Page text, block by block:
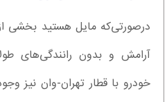
درصورتی‌که مایل هستید بخشی
آرامش و بدون رانندگی‌های
خودرو با قطار تهران-وان نیز